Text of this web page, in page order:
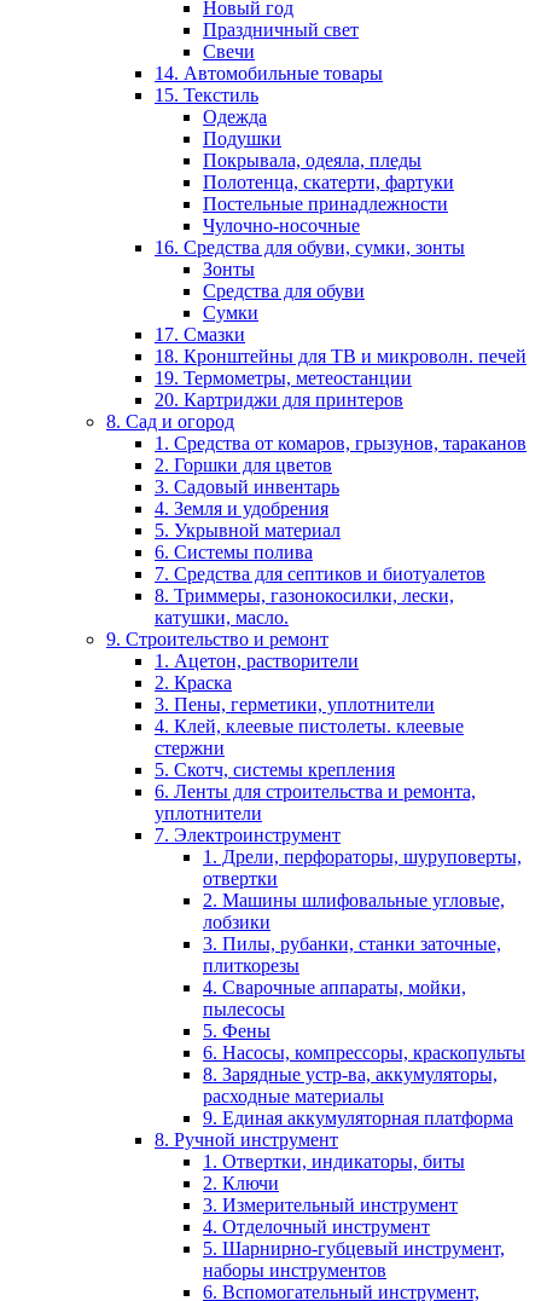
Новый год
Праздничный свет
Свечи
14. Автомобильные товары
15. Текстиль
Одежда
Подушки
Покрывала, одеяла, пледы
Полотенца, скатерти, фартуки
Постельные принадлежности
Чулочно-носочные
16. Средства для обуви, сумки, зонты
Зонты
Средства для обуви
Сумки
17. Смазки
18. Кронштейны для ТВ и микроволн. печей
19. Термометры, метеостанции
20. Картриджи для принтеров
8. Сад и огород
1. Средства от комаров, грызунов, тараканов
2. Горшки для цветов
3. Садовый инвентарь
4. Земля и удобрения
5. Укрывной материал
6. Системы полива
7. Средства для септиков и биотуалетов
8. Триммеры, газонокосилки, лески,
катушки, масло.
9. Строительство и ремонт
1. Ацетон, растворители
2. Краска
3. Пены, герметики, уплотнители
4. Клей, клеевые пистолеты. клеевые
стержни
5. Скотч, системы крепления
6. Ленты для строительства и ремонта,
уплотнители
7. Электроинструмент
1. Дрели, перфораторы, шуруповерты,
отвертки
2. Машины шлифовальные угловые,
лобзики
3. Пилы, рубанки, станки заточные,
плиткорезы
4. Сварочные аппараты, мойки,
пылесосы
5. Фены
6. Насосы, компрессоры, краскопульты
8. Зарядные устр-ва, аккумуляторы,
расходные материалы
9. Единая аккумуляторная платформа
8. Ручной инструмент
1. Отвертки, индикаторы, биты
2. Ключи
3. Измерительный инструмент
4. Отделочный инструмент
5. Шарнирно-губцевый инструмент,
наборы инструментов
6. Вспомогательный инструмент,